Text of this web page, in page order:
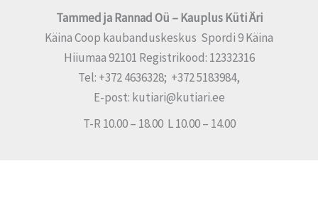
Tammed ja Rannad Oü – Kauplus Küti Äri
Käina Coop kaubanduskeskus Spordi 9 Käina
Hiiumaa 92101 Registrikood: 12332316
Tel: +372 4636328; +372 5183984,
E-post: kutiari@kutiari.ee
T-R 10.00 – 18.00 L 10.00 – 14.00